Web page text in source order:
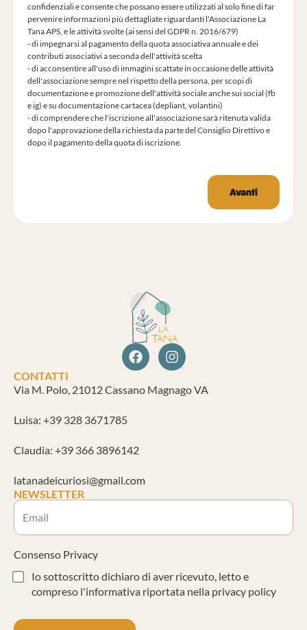
confidenziali e consente che possano essere utilizzati al solo fine di far
pervenire informazioni più dettagliate riguardanti l'Associazione La
Tana APS, e le attività svolte (ai sensi del GDPR n. 2016/679)
- di impegnarsi al pagamento della quota associativa annuale e dei
contributi associativi a seconda dell'attività scelta
- di acconsentire all'uso di immagini scattate in occasione delle attività
dell'associazione sempre nel rispetto della persona, per scopi di
documentazione e promozione dell'attività sociale anche sui social (fb
e ig) e su documentazione cartacea (depliant, volantini)
- di comprendere che l'iscrizione all'associazione sarà ritenuta valida
dopo l'approvazione della richiesta da parte del Consiglio Direttivo e
dopo il pagamento della quota di iscrizione.
Avanti
CONTATTI
Via M. Polo, 21012 Cassano Magnago VA
Luisa: +39 328 3671785
Claudia: +39 366 3896142
latanadeicuriosi@gmail.com
NEWSLETTER
Consenso Privacy
Io sottoscritto dichiaro di aver ricevuto, letto e
compreso l'informativa riportata nella privacy policy